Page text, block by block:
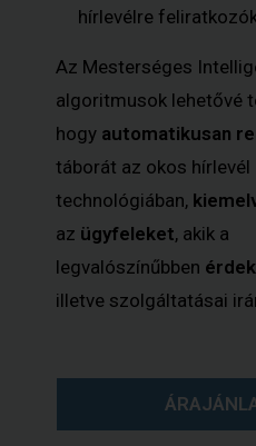
hírlevélre
Az Mesterséges
algoritmusok lehetővé
hogy automatikusan
táborát az okos hírlevél
technológiában,
az ügyfeleket, akik a
legvalószínűbben
illetve szolgáltatásai